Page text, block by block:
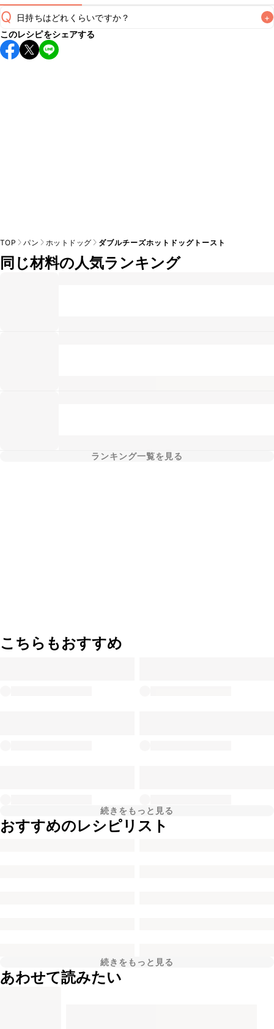
Q 日持ちはどれくらいですか？ +
保存期間は冷蔵で当日中が目安です。なるべくお早めにお召
し上がりください。
このレシピをシェアする
TOP パン ホットドッグ ダブルチーズホットドッグトースト
同じ材料の人気ランキング
ランキング一覧を見る
こちらもおすすめ
続きをもっと見る
おすすめのレシピリスト
続きをもっと見る
あわせて読みたい